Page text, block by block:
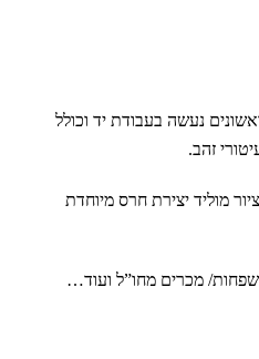
נעשה בעבודת יד וכולל
זהב.
מוליד יצירת חרס מיוחדת
מכרים מחו”ל ועוד…